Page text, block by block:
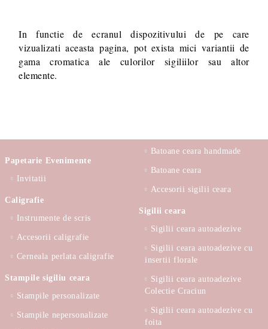
In functie de ecranul dispozitivului de pe care
vizualizati aceasta pagina, pot exista mici variantii de
gama cromatica ale culorilor sigiliilor sau altor
elemente.
Papetarie Evenimente
Invitatii
Caligrafie
Instrumente de scris
Accesorii caligrafie
Cerneala perlata caligrafie
Stampile sigiliu ceara
Stampile personalizate
Stampile nepersonalizate
Batoane ceara handmade
Batoane ceara
Accesorii sigilii ceara
Sigilii ceara
Sigilii ceara autoadezive
Sigilii ceara autoadezive cu
insertii florale
Sigilii ceara autoadezive
Colectie Craciun
Sigilii ceara autoadezive cu
foita